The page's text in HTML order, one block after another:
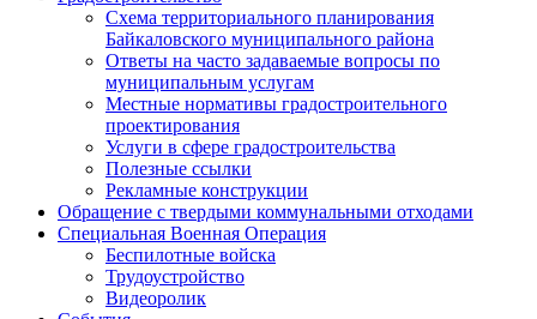
Схема территориального планирования
Байкаловского муниципального района
Ответы на часто задаваемые вопросы по
муниципальным услугам
Местные нормативы градостроительного
проектирования
Услуги в сфере градостроительства
Полезные ссылки
Рекламные конструкции
Обращение с твердыми коммунальными отходами
Специальная Военная Операция
Беспилотные войска
Трудоустройство
Видеоролик